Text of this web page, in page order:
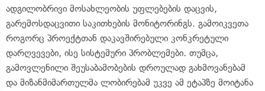
ადგილობრივი მოსახლეობის უფლებების დაცვის,
გარემოსდაცვითი საკითხების მონიტორინგს. გამოიკვეთა
როგორც პროექტთან დაკავშირებული კონკრეტული
დარღვევები, ისე სისტემური პრობლემები. თუმცა,
გამოვლენილი შეუსაბამობების დროულად გახმოვანებამ
და მიზანმიმართულმა ლობირებამ უკვე ამ ეტაპზე მოიტანა